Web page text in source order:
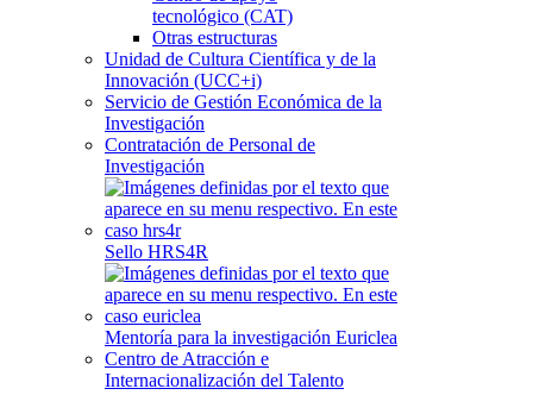
tecnológico (CAT)
Otras estructuras
Unidad de Cultura Científica y de la
Innovación (UCC+i)
Servicio de Gestión Económica de la
Investigación
Contratación de Personal de
Investigación
Sello HRS4R
Mentoría para la investigación Euriclea
Centro de Atracción e
Internacionalización del Talento